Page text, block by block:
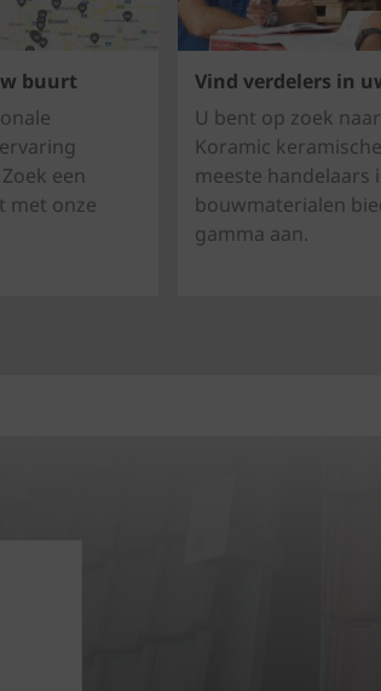
buurt
een
met onze
Vind verdelers in
U bent op zoek
Koramic
meeste handelaars
bouwmaterialen
gamma aan.